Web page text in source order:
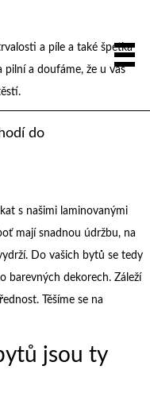
a píle a také špetka
pilní a doufáme, že u vás
do
s našimi laminovanými
mají snadnou údržbu, na
Do vašich bytů se tedy
barevných dekorech. Záleží
Těšíme se na
jsou ty